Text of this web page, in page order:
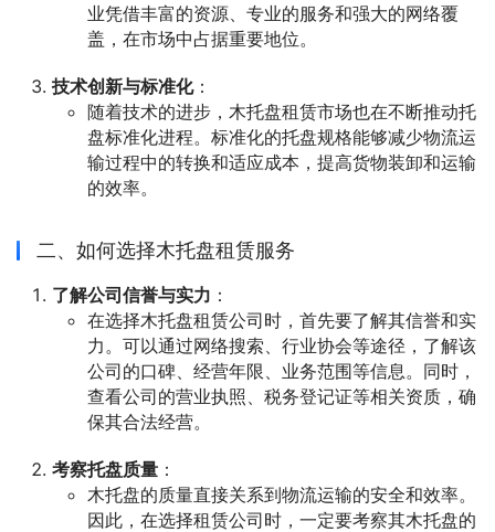
业凭借丰富的资源、专业的服务和强大的网络覆
盖，在市场中占据重要地位。
技术创新与标准化：
随着技术的进步，木托盘租赁市场也在不断推动托
盘标准化进程。标准化的托盘规格能够减少物流运
输过程中的转换和适应成本，提高货物装卸和运输
的效率。
二、如何选择木托盘租赁服务
了解公司信誉与实力 ：
在选择木托盘租赁公司时，首先要了解其信誉和实
力。可以通过网络搜索、行业协会等途径，了解该
公司的口碑、经营年限、业务范围等信息。同时，
查看公司的营业执照、税务登记证等相关资质，确
保其合法经营。
考察托盘质量 ：
木托盘的质量直接关系到物流运输的安全和效率。
因此，在选择租赁公司时，一定要考察其木托盘的